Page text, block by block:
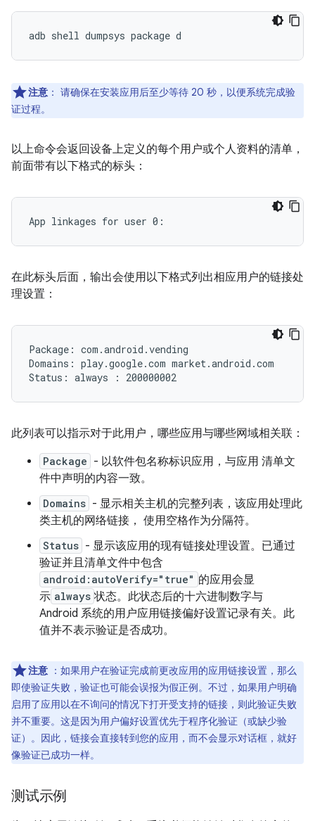
注意 ： 请确保在安装应用后至少等待 20 秒，以便系统完成验
证过程。
以上命令会返回设备上定义的每个用户或个人资料的清单，
前面带有以下格式的标头：
在此标头后面，输出会使用以下格式列出相应用户的链接处
理设置：
Package: com.android.vending
Domains: play.google.com market.android.com
此列表可以指示对于此用户，哪些应用与哪些网域相关联：
Package - 以软件包名称标识应用，与应用 清单文
件中声明的内容一致。
Domains - 显示相关主机的完整列表，该应用处理此
类主机的网络链接， 使用空格作为分隔符。
Status - 显示该应用的现有链接处理设置。已通过
验证并且清单文件中包含
android:autoVerify="true" 的应用会显
示 always 状态。此状态后的十六进制数字与
Android 系统的用户应用链接偏好设置记录有关。此
值并不表示验证是否成功。
注意 ：如果用户在验证完成前更改应用的应用链接设置，那么
即使验证失败，验证也可能会误报为假正例。不过，如果用户明确
启用了应用以在不询问的情况下打开受支持的链接，则此验证失败
并不重要。这是因为用户偏好设置优先于程序化验证（或缺少验
证）。因此，链接会直接转到您的应用，而不会显示对话框，就好
像验证已成功一样。
测试示例